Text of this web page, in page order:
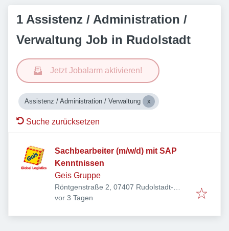
1 Assistenz / Administration /
Verwaltung Job in Rudolstadt
Jetzt Jobalarm aktivieren!
Assistenz / Administration / Verwaltung
Suche zurücksetzen
Sachbearbeiter (m/w/d) mit SAP
Kenntnissen
Geis Gruppe
Röntgenstraße 2, 07407 Rudolstadt-
Cumbach, Deutschland
Veröffentlicht
vor 3 Tagen